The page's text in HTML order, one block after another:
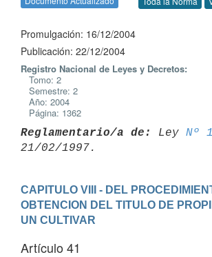
Promulgación: 16/12/2004
Publicación: 22/12/2004
Registro Nacional de Leyes y Decretos:
Tomo: 2
Semestre: 2
Año: 2004
Página: 1362
Reglamentario/a de: Ley Nº
CAPITULO VIII - DEL
OBTENCION DEL TITULO DE
UN CULTIVAR
Artículo 41